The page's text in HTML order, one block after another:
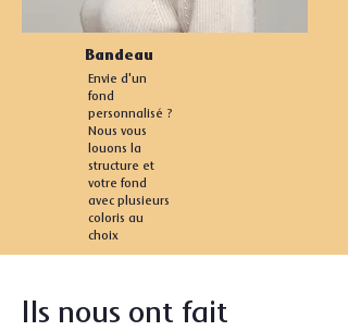
Bandeau
Envie d'un
fond
personnalisé ?
Nous vous
louons la
structure et
votre fond
avec plusieurs
coloris au
choix
Ils nous ont fait